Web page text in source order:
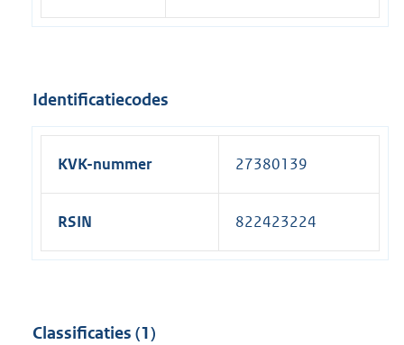
Identificatiecodes
KVK-nummer 27380139
RSIN 822423224
Classificaties (1)